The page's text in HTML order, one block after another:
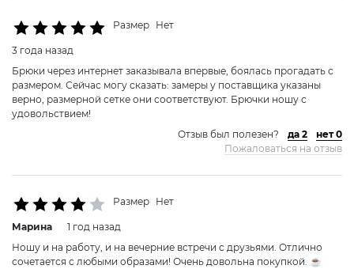
Размер Нет
3 года назад
Брюки через интернет заказывала впервые, боялась прогадать с
размером. Сейчас могу сказать: замеры у поставщика указаны
верно, размерной сетке они соответствуют. Брючки ношу с
удовольствием!
Отзыв был полезен?
да 2
нет 0
Пожаловаться на отзыв
Размер Нет
Марина
1 год назад
Ношу и на работу, и на вечерние встречи с друзьями. Отлично
сочетается с любыми образами! Очень довольна покупкой. ☕